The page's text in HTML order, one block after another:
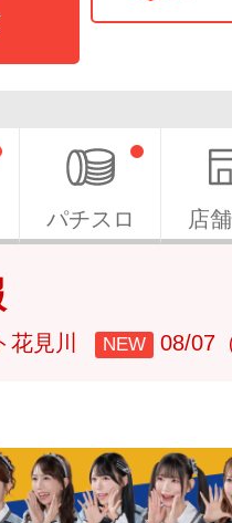
パチスロ 店
見川 NEW 08/07